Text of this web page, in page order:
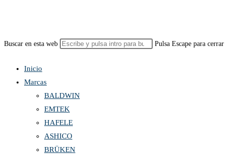
Buscar en esta web Pulsa Escape para
Inicio
Marcas
BALDWIN
EMTEK
HAFELE
ASHICO
BRÜKEN